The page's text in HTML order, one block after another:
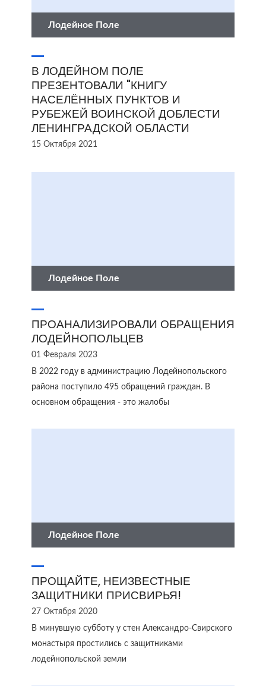
Лодейное Поле
В ЛОДЕЙНОМ ПОЛЕ
ПРЕЗЕНТОВАЛИ "КНИГУ
НАСЕЛЁННЫХ ПУНКТОВ И
РУБЕЖЕЙ ВОИНСКОЙ ДОБЛЕСТИ
ЛЕНИНГРАДСКОЙ ОБЛАСТИ
15 Октября 2021
Лодейное Поле
ПРОАНАЛИЗИРОВАЛИ ОБРАЩЕНИЯ
ЛОДЕЙНОПОЛЬЦЕВ
01 Февраля 2023
В 2022 году в администрацию Лодейнопольского
района поступило 495 обращений граждан. В
основном обращения - это жалобы
Лодейное Поле
ПРОЩАЙТЕ, НЕИЗВЕСТНЫЕ
ЗАЩИТНИКИ ПРИСВИРЬЯ!
27 Октября 2020
В минувшую субботу у стен Александро-Свирского
монастыря простились с защитниками
лодейнопольской земли